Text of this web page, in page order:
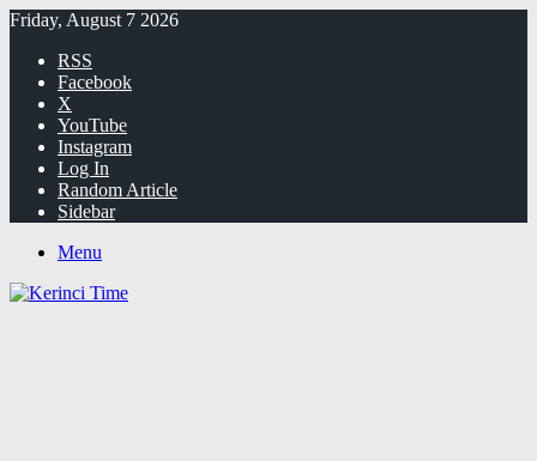
Friday, August 7 2026
RSS
Facebook
X
YouTube
Instagram
Log In
Random Article
Sidebar
Menu